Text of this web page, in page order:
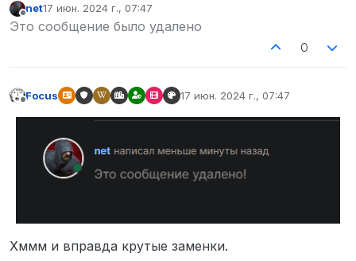
Не в сети
net17 июн. 2024 г., 07:47
отредактировано
Это сообщение было удалено
0
Не в сети
Focus 17 июн. 2024 г., 07:47
отредактировано
Хммм и вправда крутые заменки.